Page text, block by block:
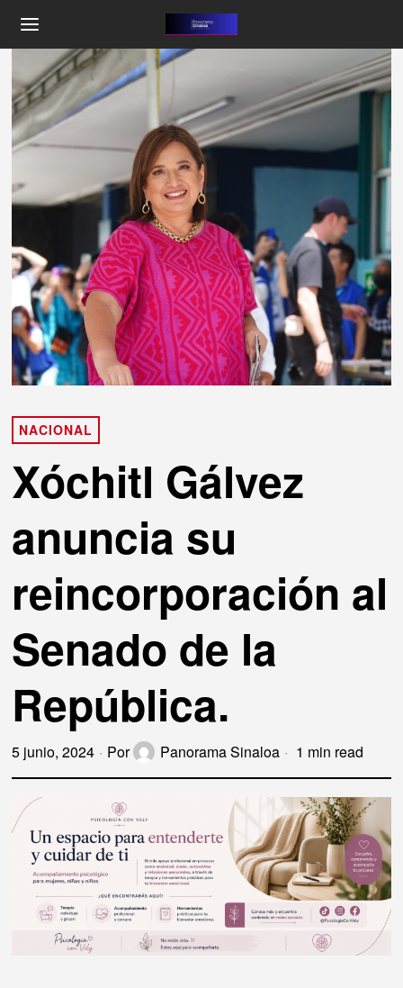
NACIONAL
Xóchitl Gálvez
anuncia su
reincorporación al
Senado de la
República.
5 junio, 2024 Por Panorama Sinaloa 1 min read